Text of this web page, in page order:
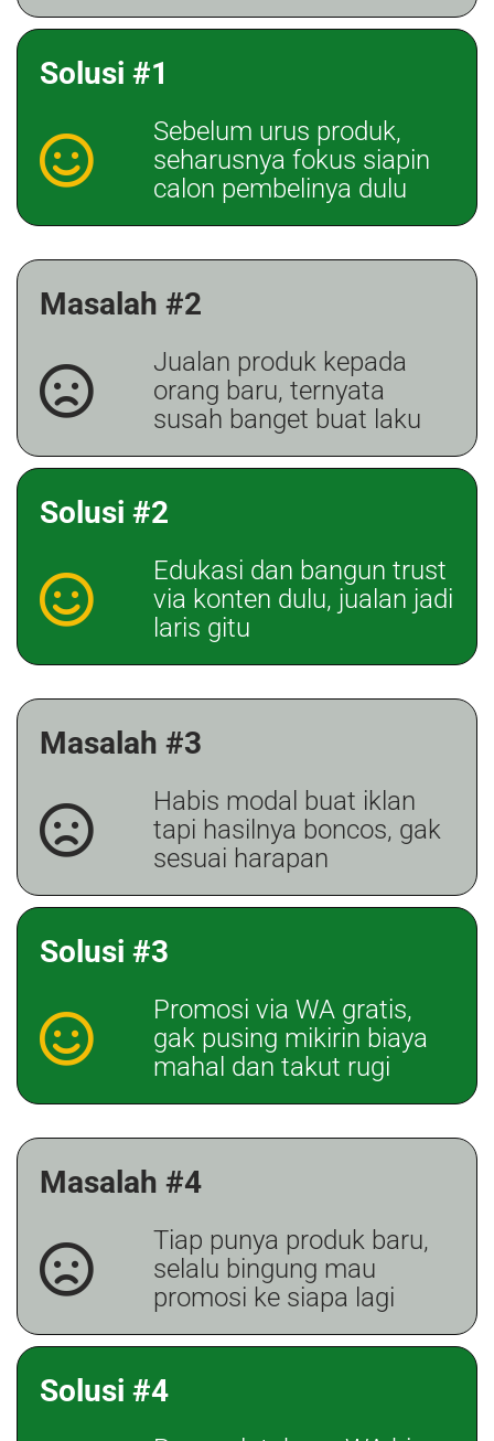
Solusi #1
Sebelum urus produk,
seharusnya fokus siapin
calon pembelinya dulu
Masalah #2
Jualan produk kepada
orang baru, ternyata
susah banget buat laku
Solusi #2
Edukasi dan bangun trust
via konten dulu, jualan jadi
laris gitu
Masalah #3
Habis modal buat iklan
tapi hasilnya boncos, gak
sesuai harapan
Solusi #3
Promosi via WA gratis,
gak pusing mikirin biaya
mahal dan takut rugi
Masalah #4
Tiap punya produk baru,
selalu bingung mau
promosi ke siapa lagi
Solusi #4